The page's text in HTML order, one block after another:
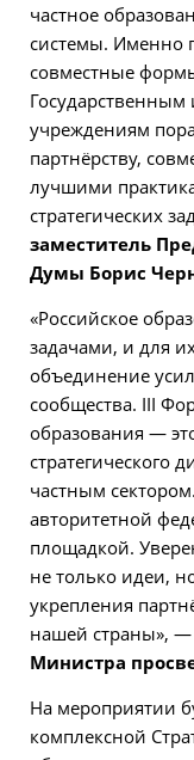
частное
системы. Именно
совместные
учреждениям
партнёрству,
лучшими
стратегических
заместитель
Думы Борис
«Российское
задачами, и для
объединение
сообщества. III
образования —
стратегического
частным
авторитетной
площадкой.
не только идеи,
укрепления
нашей страны», —
Министра
На мероприятии
комплексной